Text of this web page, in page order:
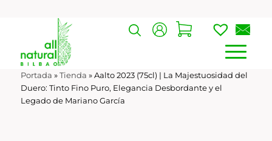
Portada »Tienda »Aalto 2023 (75cl) | La Majestuosidad del
Duero: Tinto Fino Puro, Elegancia Desbordante y el
Legado de Mariano García